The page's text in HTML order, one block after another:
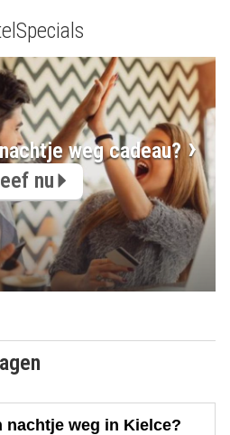
weg cadeau?
nu
nachtje weg in Kielce?